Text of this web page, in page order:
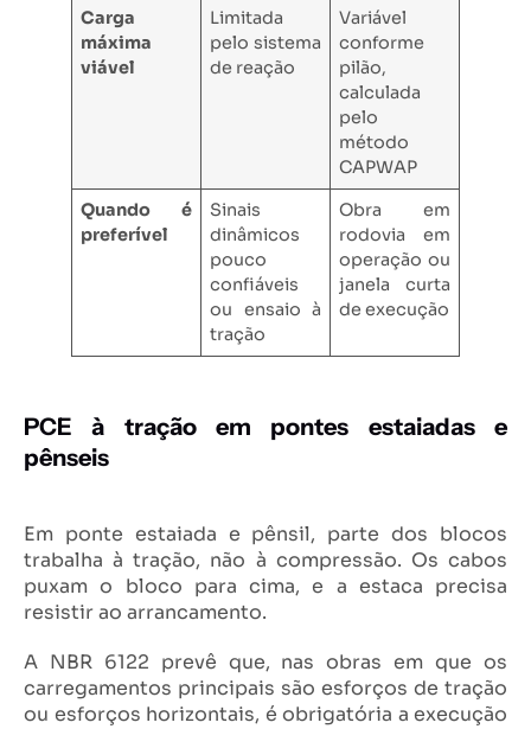
Carga
máxima
viável
Limitada
pelo sistema
de reação
Variável
conforme
pilão,
calculada
pelo
método
CAPWAP
Quando é
preferível
Sinais
dinâmicos
pouco
confiáveis
ou ensaio à
tração
Obra em
rodovia em
operação ou
janela curta
de execução
PCE à tração em pontes estaiadas e
pênseis
Em ponte estaiada e pênsil, parte dos blocos
trabalha à tração, não à compressão. Os cabos
puxam o bloco para cima, e a estaca precisa
resistir ao arrancamento.
A NBR 6122 prevê que, nas obras em que os
carregamentos principais são esforços de tração
ou esforços horizontais, é obrigatória a execução